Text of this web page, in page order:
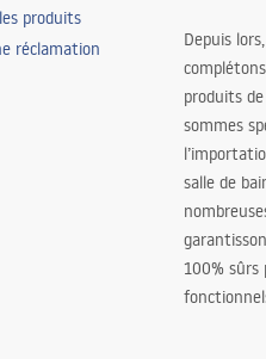
produits
réclamation
Depuis
produits
sommes
salle de
100%